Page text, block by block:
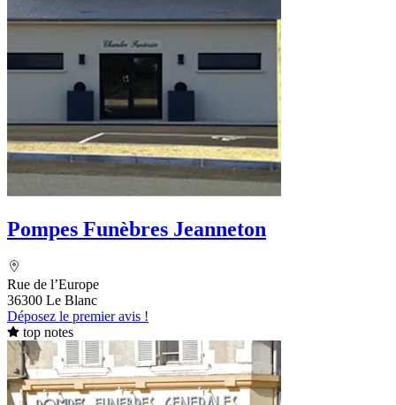
Pompes Funèbres Jeanneton
Rue de l’Europe
36300 Le Blanc
Déposez le premier avis !
top notes